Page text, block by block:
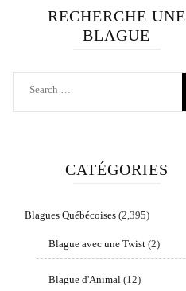
RECHERCHE UNE
BLAGUE
Search
CATÉGORIES
Blagues Québécoises(2,395)
Blague avec une Twist(2)
Blague d'Animal(12)